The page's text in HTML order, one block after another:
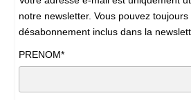
notre newsletter. Vous pouvez
désabonnement inclus dans la
PRENOM*